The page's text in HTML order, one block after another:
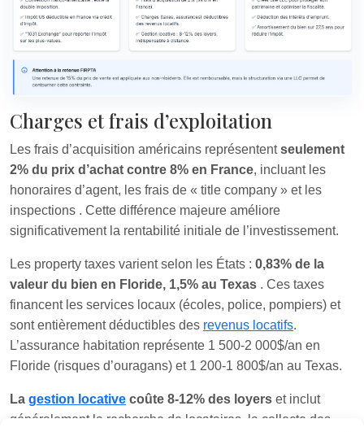
Charges et frais d’exploitation
Les frais d’acquisition américains représententseulement
2% du prix d’achat contre 8% en France, incluant les
honoraires d’agent, les frais de « title company » et les
inspections . Cette différence majeure améliore
significativement la rentabilité initiale de l’investissement.
Les property taxes varient selon les États : 0,83% de la
valeur du bien en Floride, 1,5% au Texas . Ces taxes
financent les services locaux (écoles, police, pompiers) et
sont entièrement déductibles des revenus locatifs.
L’assurance habitation représente 1 500-2 000$/an en
Floride (risques d’ouragans) et 1 200-1 800$/an au Texas.
La gestion locative coûte 8-12% des loyers et inclut
généralement la recherche de locataires, la collecte des